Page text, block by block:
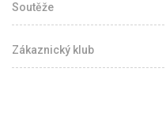
Soutěže
Zákaznický klub